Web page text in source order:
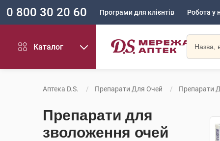
0 800 30 20 60 Програми для клієнтів Робота у
Каталог
Аптека D.S. Препарати Для Очей Препарати
Препарати для
зволоження очей